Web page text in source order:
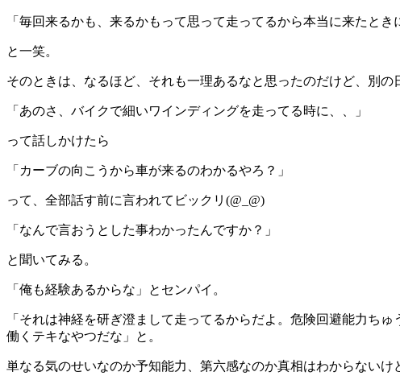
「毎回来るかも、来るかもって思って走ってるから本当に来たと
と一笑。
そのときは、なるほど、それも一理あるなと思ったのだけど、別の
「あのさ、バイクで細いワインディングを走ってる時に、、」
って話しかけたら
「カーブの向こうから車が来るのわかるやろ？」
って、全部話す前に言われてビックリ(@_@)
「なんで言おうとした事わかったんですか？」
と聞いてみる。
「俺も経験あるからな」とセンパイ。
「それは神経を研ぎ澄まして走ってるからだよ。危険回避能力ち
働くテキなやつだな」と。
単なる気のせいなのか予知能力、第六感なのか真相はわからない